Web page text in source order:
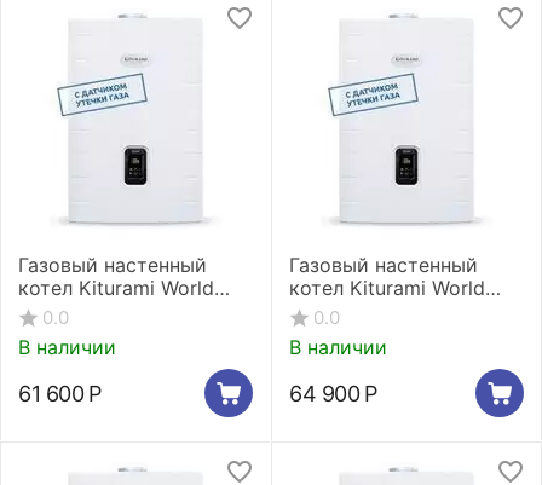
Газовый настенный
котел Kiturami World
Alpha C-18
0.0
В наличии
61 600 Р
Газовый настенный
котел Kiturami World
Alpha C-24
0.0
В наличии
64 900 Р